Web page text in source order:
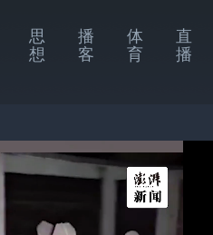
思
想
播
客
体
育
直
播